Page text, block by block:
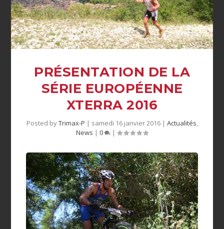
PRÉSENTATION DE LA
SÉRIE EUROPÉENNE
XTERRA 2016
Posted byTrimax-P | samedi 16 janvier 2016| Actualités,
News | 0 |